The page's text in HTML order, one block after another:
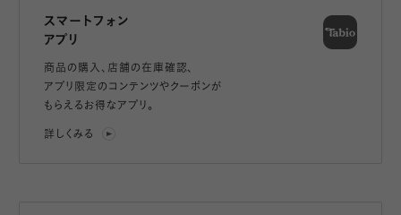
スマートフォン
アプリ
商品の購入、店舗の在庫確認、
アプリ限定のコンテンツやクーポンが
もらえるお得なアプリ。
詳しくみる